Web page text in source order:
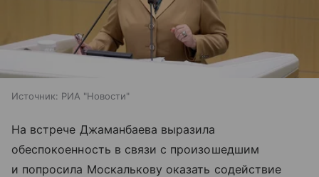
Источник: РИА "Новости"
На встрече Джаманбаева выразила
обеспокоенность в связи с произошедшим
и попросила Москалькову оказать содействие